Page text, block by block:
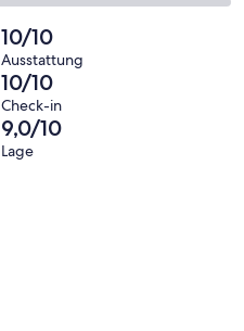
10/10
Ausstattung
10/10
Check-in
9,0/10
Lage